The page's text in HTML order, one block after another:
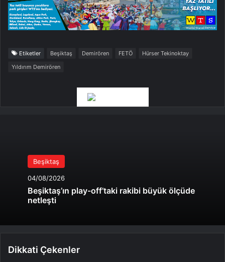
Etiketler Beşiktaş Demirören FETÖ
Hürser Tekinoktay
Yıldırım Demirören
Beşiktaş
04/08/2026
Beşiktaş’ın play-off’taki rakibi büyük ölçüde
netleşti
Dikkati Çekenler